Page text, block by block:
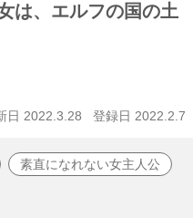
は、エルフの国の土
日 2022.3.28 登録日 2022.2.7
素直になれない女主人公